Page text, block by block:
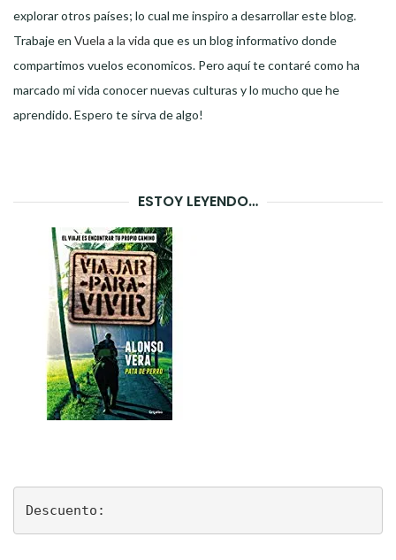
explorar otros países; lo cual me inspiro a desarrollar este blog.
Trabaje en Vuela a la vida que es un blog informativo donde
compartimos vuelos economicos. Pero aquí te contaré como ha
marcado mi vida conocer nuevas culturas y lo mucho que he
aprendido. Espero te sirva de algo!
ESTOY LEYENDO…
Descuento: